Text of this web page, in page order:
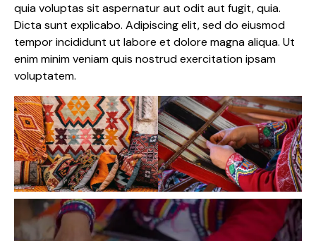
quia voluptas sit aspernatur aut odit aut fugit, quia.
Dicta sunt explicabo. Adipiscing elit, sed do eiusmod
tempor incididunt ut labore et dolore magna aliqua. Ut
enim minim veniam quis nostrud exercitation ipsam
voluptatem.